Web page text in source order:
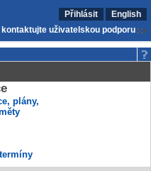
Přihlásit
English
kontaktujte uživatelskou podporu
plány,